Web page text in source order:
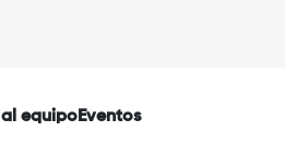
al equipo Eventos